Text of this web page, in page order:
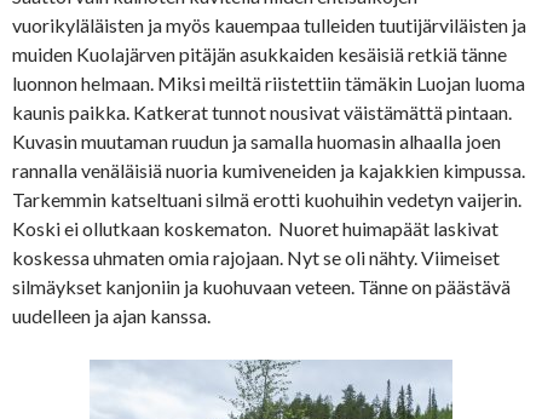
vuorikyläläisten ja myös kauempaa tulleiden tuutijärviläisten ja
muiden Kuolajärven pitäjän asukkaiden kesäisiä retkiä tänne
luonnon helmaan. Miksi meiltä riistettiin tämäkin Luojan luoma
kaunis paikka. Katkerat tunnot nousivat väistämättä pintaan.
Kuvasin muutaman ruudun ja samalla huomasin alhaalla joen
rannalla venäläisiä nuoria kumiveneiden ja kajakkien kimpussa.
Tarkemmin katseltuani silmä erotti kuohuihin vedetyn vaijerin.
Koski ei ollutkaan koskematon. Nuoret huimapäät laskivat
koskessa uhmaten omia rajojaan. Nyt se oli nähty. Viimeiset
silmäykset kanjoniin ja kuohuvaan veteen. Tänne on päästävä
uudelleen ja ajan kanssa.